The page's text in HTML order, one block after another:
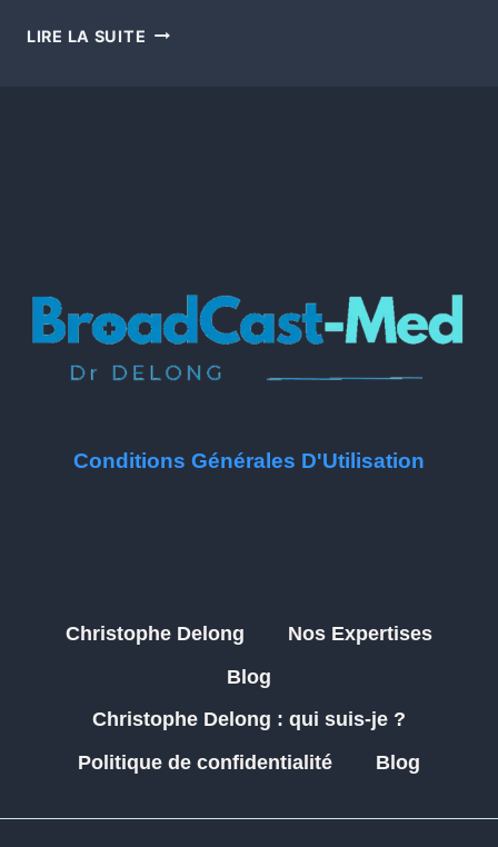
LIRE LA SUITE
Conditions Générales D'Utilisation
Christophe Delong
Nos Expertises
Blog
Christophe Delong : qui suis-je ?
Politique de confidentialité
Blog